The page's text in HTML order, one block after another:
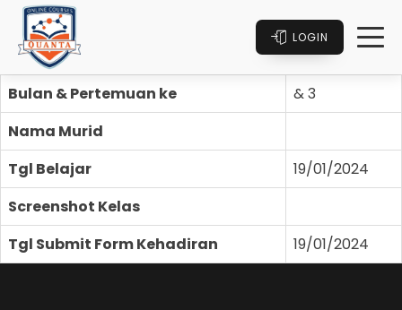
LOGIN
Bulan & Pertemuan ke
& 3
Nama Murid
Tgl Belajar
19/01/2024
Screenshot Kelas
Tgl Submit Form Kehadiran
19/01/2024